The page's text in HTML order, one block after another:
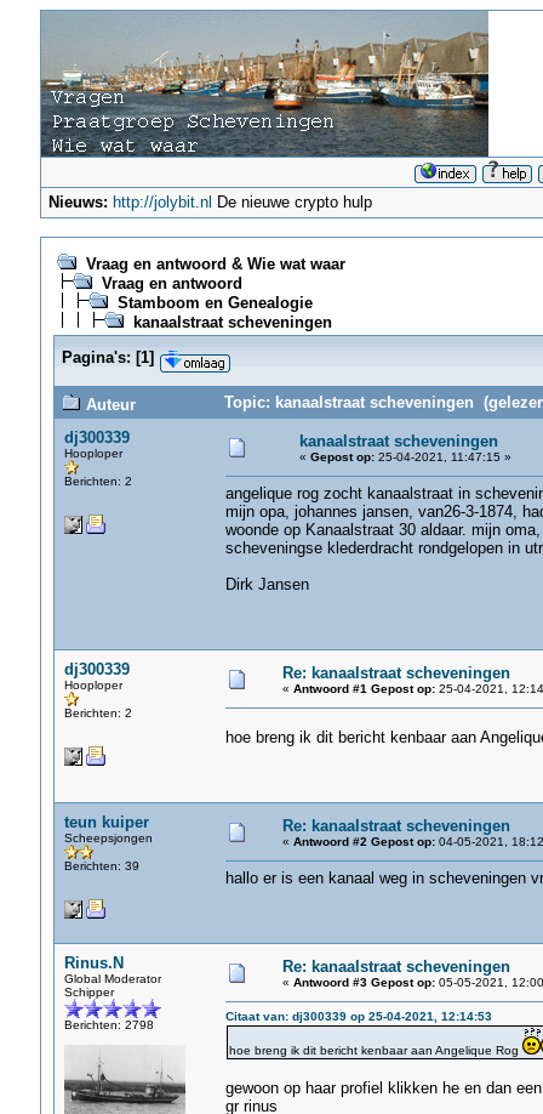
Nieuws: http://jolybit.nl De nieuwe crypto hulp
Vraag en antwoord & Wie wat waar
Vraag en antwoord
Stamboom en Genealogie
kanaalstraat scheveningen
Pagina's: [1]
Auteur
Topic: kanaalstraat scheveningen
dj300339
Hooploper
Berichten: 2
kanaalstraat scheveningen
« Gepost op:25-04-2021, 11:47:15 »
angelique rog zocht kanaalstraat in
mijn opa, johannes jansen, van26-3-1874,
woonde op Kanaalstraat 30 aldaar. mijn
scheveningse klederdracht rondgelopen in
Dirk Jansen
dj300339
Hooploper
Berichten: 2
Re: kanaalstraat scheveningen
« Antwoord #1 Gepost op:25-04-2021,
hoe breng ik dit bericht kenbaar aan
teun kuiper
Scheepsjongen
Berichten: 39
Re: kanaalstraat scheveningen
« Antwoord #2 Gepost op:04-05-2021,
hallo er is een kanaal weg in scheveningen
Rinus.N
Global Moderator
Schipper
Berichten: 2798
Re: kanaalstraat scheveningen
« Antwoord #3 Gepost op:05-05-2021,
Citaat van: dj300339 op 25-04-2021, 12:14:53
hoe breng ik dit bericht kenbaar aan Angelique Rog
gewoon op haar profiel klikken he en dan
gr rinus